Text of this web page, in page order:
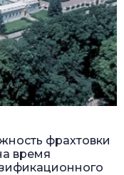
фрахтовки
время